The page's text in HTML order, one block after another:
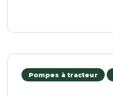
Pompes à tracteur